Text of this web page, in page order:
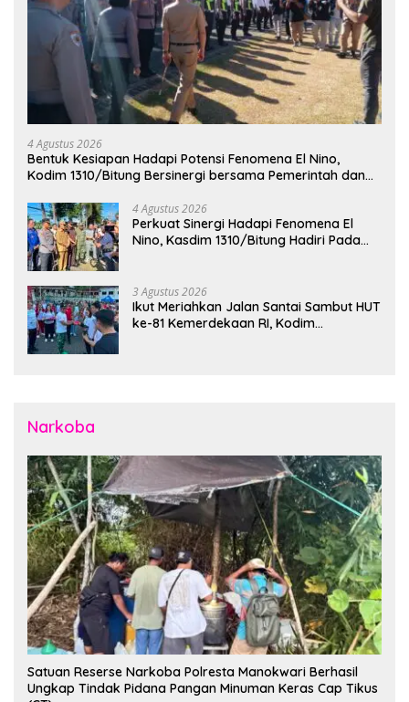
4 Agustus 2026
Bentuk Kesiapan Hadapi Potensi Fenomena El Nino,
Kodim 1310/Bitung Bersinergi bersama Pemerintah dan
Bencana
4 Agustus 2026
Perkuat Sinergi Hadapi Fenomena El
Nino, Kasdim 1310/Bitung Hadiri Pada
3 Agustus 2026
Ikut Meriahkan Jalan Santai Sambut HUT
ke-81 Kemerdekaan RI, Kodim
Narkoba
Satuan Reserse Narkoba Polresta Manokwari Berhasil
Ungkap Tindak Pidana Pangan Minuman Keras Cap Tikus